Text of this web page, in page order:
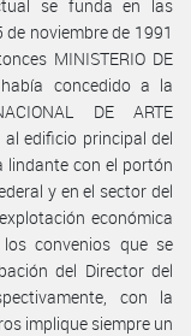
se funda en las
noviembre de 1991
MINISTERIO DE
había concedido a la
DE ARTE
al edificio principal del
lindante con el portón
y en el sector del
económica
convenios que se
del Director del
con la
implique siempre un